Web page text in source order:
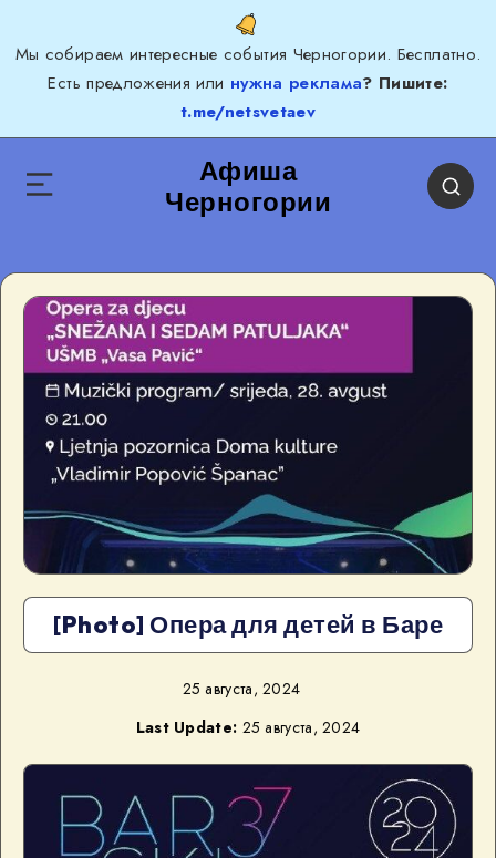
Мы собираем интересные события Черногории. Бесплатно.
Есть предложения или нужна реклама? Пишите:
t.me/netsvetaev
Афиша
Черногории
[Photo] Опера для детей в Баре
25 августа, 2024
Last Update: 25 августа, 2024